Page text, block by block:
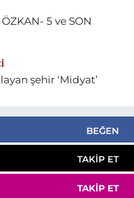
Doktor Nihat ÖZKAN- 5 ve SON
şehir ‘Midyat’
BEĞEN
TAKIP ET
TAKIP ET